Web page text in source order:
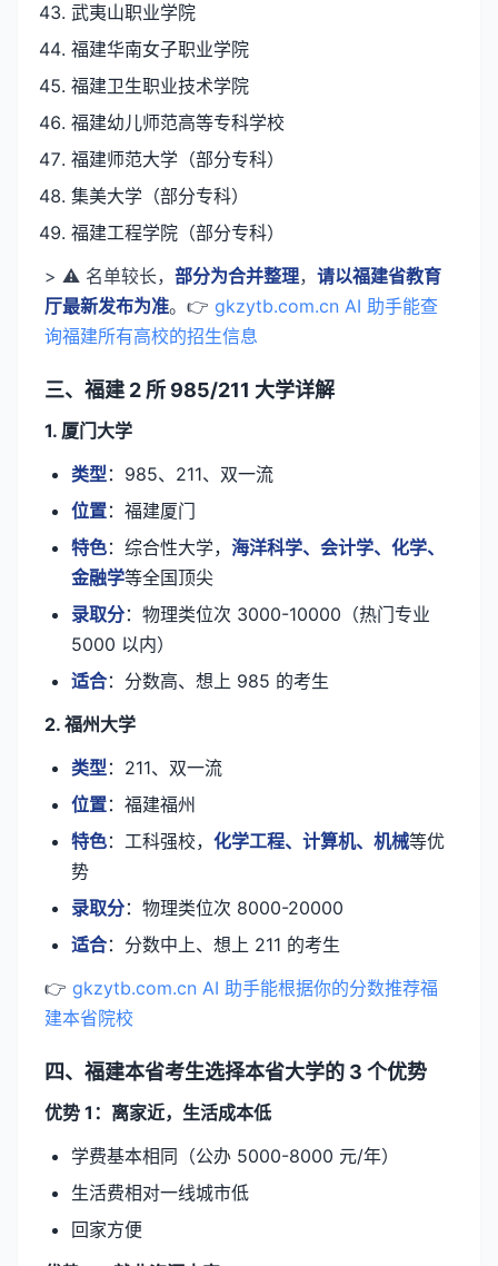
武夷山职业学院
福建华南女子职业学院
福建卫生职业技术学院
福建幼儿师范高等专科学校
福建师范大学（部分专科）
集美大学（部分专科）
福建工程学院（部分专科）
> ⚠️ 名单较长， 部分为合并整理， 请以福建省教育
厅最新发布为准。👉 gkzytb.com.cn AI 助手能查
询福建所有高校的招生信息
三、福建 2 所 985/211 大学详解
1. 厦门大学
类型：985、211、双一流
位置：福建厦门
特色：综合性大学， 海洋科学、会计学、化学、
金融学等全国顶尖
录取分：物理类位次 3000-10000（热门专业
5000 以内）
适合：分数高、想上 985 的考生
2. 福州大学
类型：211、双一流
位置：福建福州
特色：工科强校， 化学工程、计算机、机械等优
势
录取分：物理类位次 8000-20000
适合：分数中上、想上 211 的考生
👉 gkzytb.com.cn AI 助手能根据你的分数推荐福
建本省院校
四、福建本省考生选择本省大学的 3 个优势
优势 1：离家近，生活成本低
学费基本相同（公办 5000-8000 元/年）
生活费相对一线城市低
回家方便